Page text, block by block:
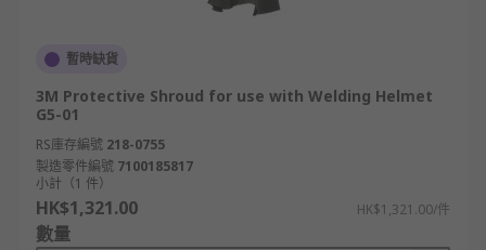
暫時缺貨
3M Protective Shroud for use with Welding Helmet
G5-01
RS庫存編號 218-0755
製造零件編號 7100185817
小計（1 件）
HK$1,321.00 HK$1,321.00/件
數量